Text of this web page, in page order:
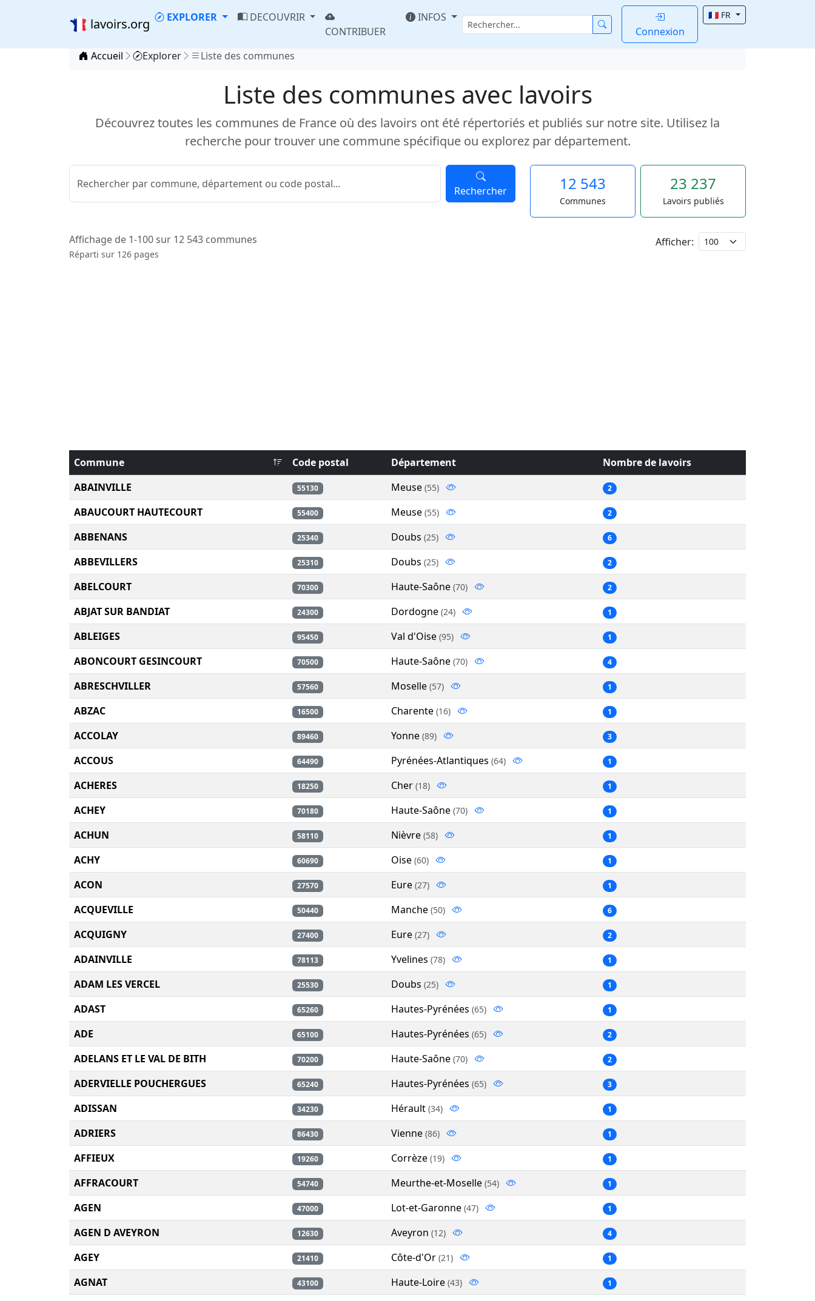
lavoirs.org EXPLORER
DECOUVRIR
CONTRIBUER
INFOS
Connexion
🇫🇷 FR
Accueil Explorer Liste des communes
Liste des communes avec lavoirs
Découvrez toutes les communes de France où des lavoirs ont été répertoriés et publiés sur notre site. Utilisez la
recherche pour trouver une commune spécifique ou explorez par département.
Rechercher 12 543
Communes
23 237
Lavoirs publiés
Affichage de 1-100 sur 12 543 communes
Réparti sur 126 pages
Afficher:
Commune Code postal Département
Nombre de lavoirs
ABAINVILLE
55130 Meuse (55) 2
ABAUCOURT HAUTECOURT 55400 Meuse (55) 2
ABBENANS 25340 Doubs (25) 6
ABBEVILLERS 25310 Doubs (25) 2
ABELCOURT 70300 Haute-Saône (70) 2
ABJAT SUR BANDIAT 24300 Dordogne (24) 1
ABLEIGES 95450 Val d'Oise (95) 1
ABONCOURT GESINCOURT 70500 Haute-Saône (70) 4
ABRESCHVILLER 57560 Moselle (57) 1
ABZAC 16500 Charente (16) 1
ACCOLAY 89460 Yonne (89) 3
ACCOUS 64490 Pyrénées-Atlantiques (64) 1
ACHERES 18250 Cher (18) 1
ACHEY 70180 Haute-Saône (70) 1
ACHUN 58110 Nièvre (58) 1
ACHY 60690 Oise (60) 1
ACON 27570 Eure (27) 1
ACQUEVILLE 50440 Manche (50) 6
ACQUIGNY 27400 Eure (27) 2
ADAINVILLE 78113 Yvelines (78) 1
ADAM LES VERCEL 25530 Doubs (25) 1
ADAST 65260 Hautes-Pyrénées (65) 1
ADE 65100 Hautes-Pyrénées (65) 2
ADELANS ET LE VAL DE BITH 70200 Haute-Saône (70) 2
ADERVIELLE POUCHERGUES 65240 Hautes-Pyrénées (65) 3
ADISSAN 34230 Hérault (34) 1
ADRIERS 86430 Vienne (86) 1
AFFIEUX 19260 Corrèze (19) 1
AFFRACOURT 54740 Meurthe-et-Moselle (54) 1
AGEN 47000 Lot-et-Garonne (47) 1
AGEN D AVEYRON 12630 Aveyron (12) 4
AGEY 21410 Côte-d'Or (21) 1
AGNAT 43100 Haute-Loire (43) 1